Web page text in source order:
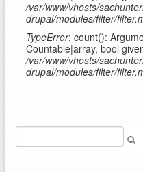
/var/www/vhosts/
drupal/modules/filter/
TypeError: count():
Countable|array, bool
/var/www/vhosts/
drupal/modules/filter/